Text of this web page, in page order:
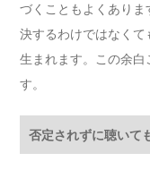
づくこともよくあり
決するわけではなく
生まれます。この余
す。
否定されずに聴いて